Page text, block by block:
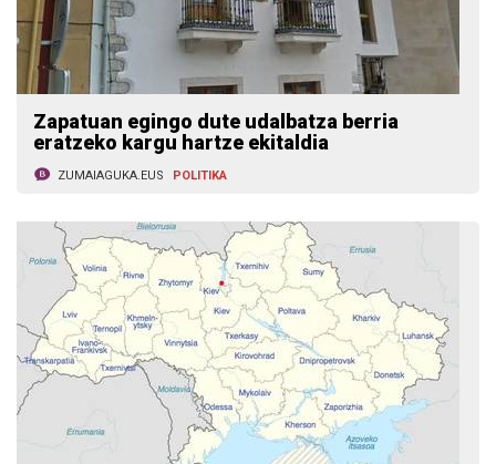
Zapatuan egingo dute udalbatza berria
eratzeko kargu hartze ekitaldia
ZUMAIAGUKA.EUS POLITIKA